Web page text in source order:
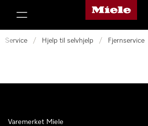
Mieles hjemmeside
Service / Hjelp til selvhjelp / Fjernservice
Varemerket Miele